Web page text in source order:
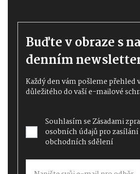
Buďte v obraze s
denním
Každý den vám pošleme přehled
důležitého do vaší e-mailové
Souhlasím seZásadami
osobních údajůpro
obchodních sdělení